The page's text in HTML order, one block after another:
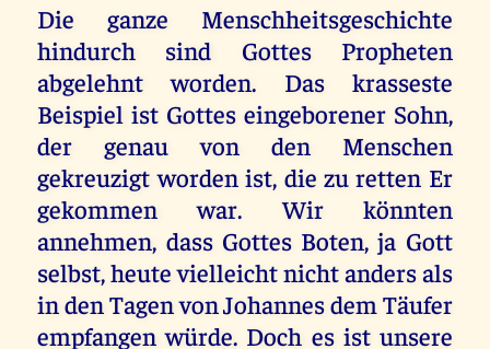
Die ganze Menschheitsgeschichte
hindurch sind Gottes Propheten
abgelehnt worden. Das krasseste
Beispiel ist Gottes eingeborener Sohn,
der genau von den Menschen
gekreuzigt worden ist, die zu retten Er
gekommen war. Wir könnten
annehmen, dass Gottes Boten, ja Gott
selbst, heute vielleicht nicht anders als
in den Tagen von Johannes dem Täufer
empfangen würde. Doch es ist unsere